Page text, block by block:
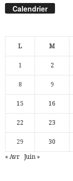
Calendrier
L M
1 2
8 9
15 16
22 23
29 30
« Avr Juin »